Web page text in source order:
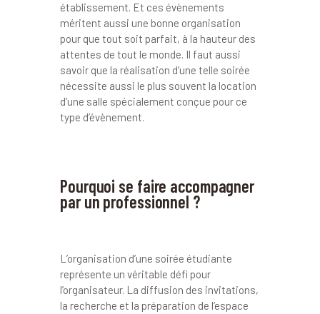
établissement. Et ces évènements
méritent aussi une bonne organisation
pour que tout soit parfait, à la hauteur des
attentes de tout le monde. Il faut aussi
savoir que la réalisation d’une telle soirée
nécessite aussi le plus souvent la location
d’une salle spécialement conçue pour ce
type d’évènement.
Pourquoi se faire accompagner
par un professionnel ?
L’organisation d’une soirée étudiante
représente un véritable défi pour
l’organisateur. La diffusion des invitations,
la recherche et la préparation de l’espace